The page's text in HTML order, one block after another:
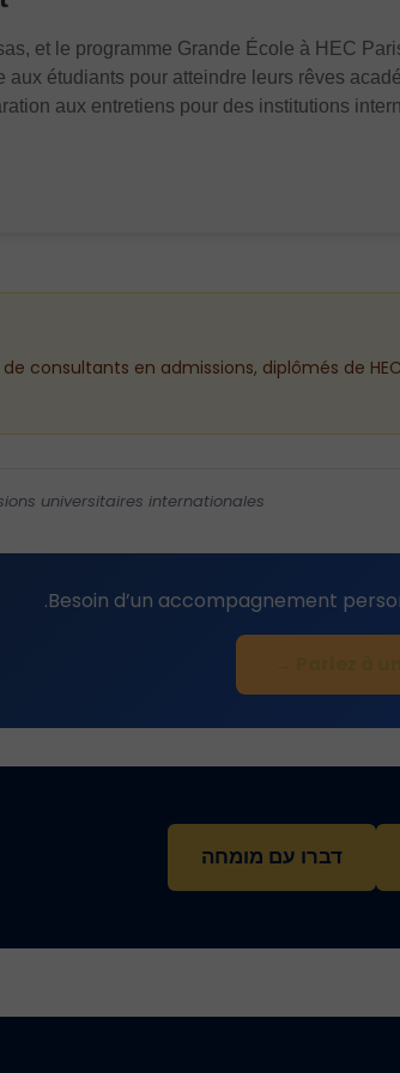
et le programme Grande École à HEC
étudiants pour atteindre leurs rêves
aux entretiens pour des institutions
consultants en admissions, diplômés de
universitaires internationales
Besoin d’un accompagnement
דברו עם מומחה